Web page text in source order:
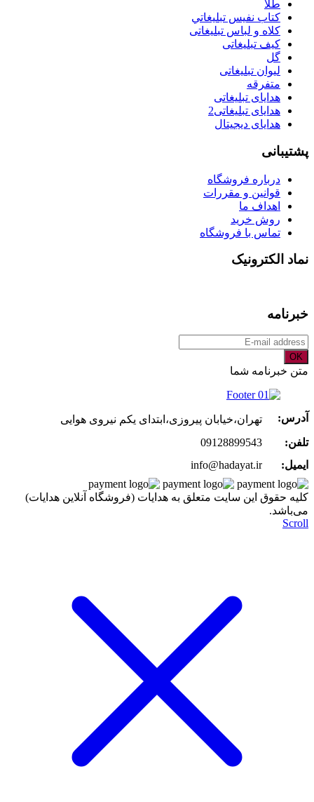
طلا
كتاب نفيس تبليغاتي
کلاه و لباس تبلیغاتی
کیف تبلیغاتی
گل
لیوان تبلیغاتی
متفرقه
هدایای تبلیغاتی
هدایای تبلیغاتی2
هدایای دیجیتال
پشتیبانی
درباره فروشگاه
قوانین و مقررات
اهداف ما
روش خرید
تماس با فروشگاه
نماد الکترونیک
خبرنامه
OK
متن خبرنامه شما
آدرس:
تهران،خیابان پیروزی،ابتدای یکم نیروی هوایی
تلفن:
09128899543
ایمیل:
info@hadayat.ir
کليه حقوق اين سايت متعلق به هدایات (فروشگاه آنلاین هدایات)
می‌باشد.
Scroll